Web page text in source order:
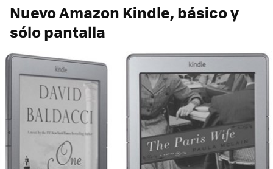
Nuevo Amazon Kindle, básico y
sólo pantalla